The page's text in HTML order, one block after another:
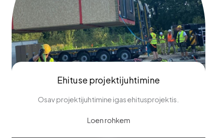
Ehituse projektijuhtimine
Osav projektijuhtimine igas ehitusprojektis.
Loen rohkem